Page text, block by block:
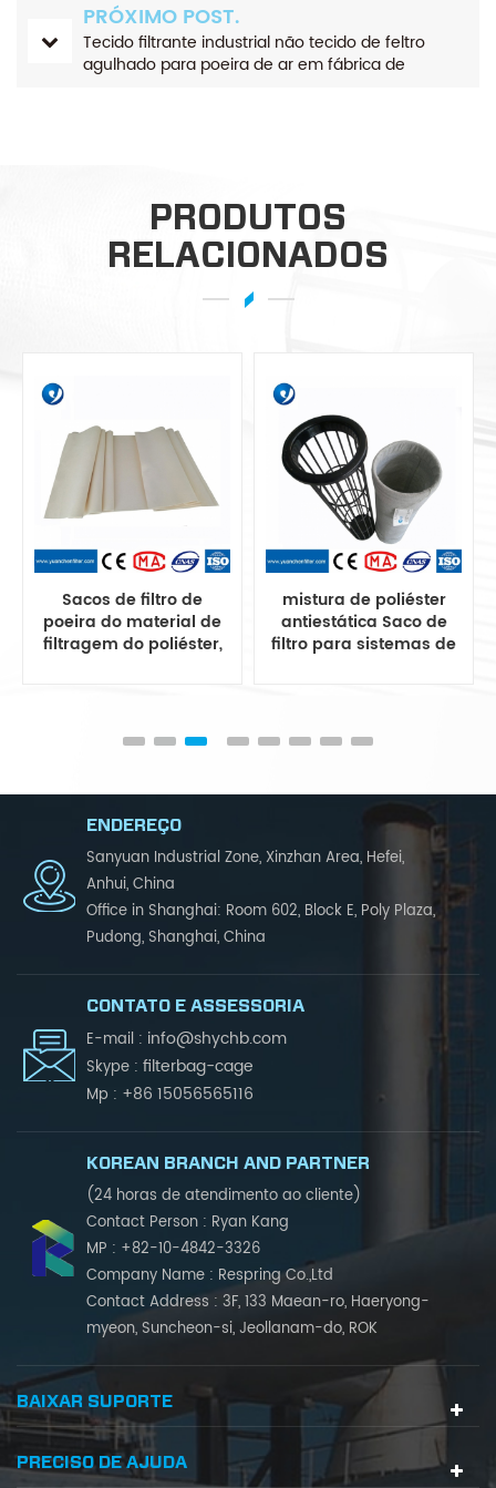
PRÓXIMO POST.
Tecido filtrante industrial não tecido de feltro
agulhado para poeira de ar em fábrica de
PRODUTOS
RELACIONADOS
Sacos de filtro de
poeira do material de
filtragem do poliéster,
mistura de poliéster
antiestática Saco de
filtro para sistemas de
ENDEREÇO
Sanyuan Industrial Zone, Xinzhan Area, Hefei,
Anhui, China
Office in Shanghai: Room 602, Block E, Poly Plaza,
Pudong, Shanghai, China
CONTATO E ASSESSORIA
E-mail : info@shychb.com
Skype : filterbag-cage
Mp : +86 15056565116
KOREAN BRANCH AND PARTNER
(24 horas de atendimento ao cliente)
Contact Person : Ryan Kang
MP : +82-10-4842-3326
Company Name : Respring Co.,Ltd
Contact Address : 3F, 133 Maean-ro, Haeryong-
myeon, Suncheon-si, Jeollanam-do, ROK
BAIXAR SUPORTE
PRECISO DE AJUDA